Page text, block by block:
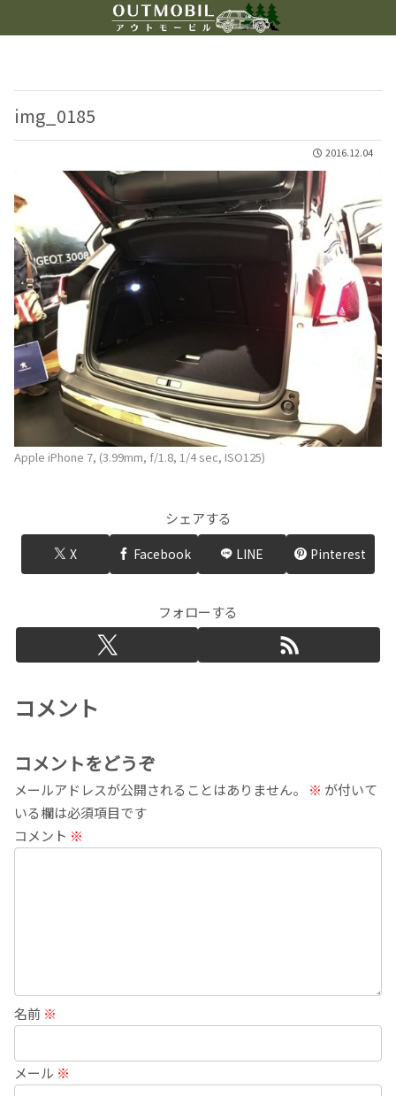
img_0185
2016.12.04
Apple iPhone 7, (3.99mm, f/1.8, 1/4 sec, ISO125)
シェアする
X Facebook LINE Pinterest
フォローする
コメント
コメントをどうぞ
メールアドレスが公開されることはありません。 ※ が付いて
いる欄は必須項目です
コメント ※
名前 ※
メール ※